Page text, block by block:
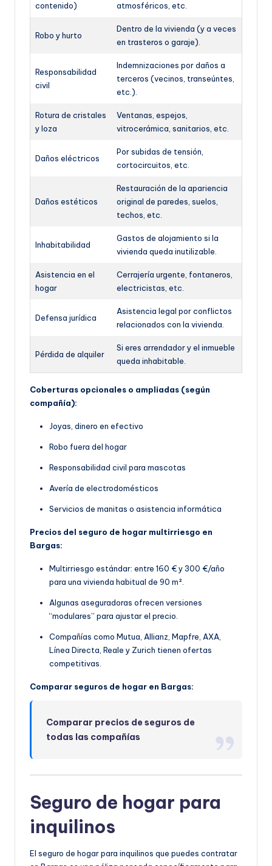
contenido)
atmosféricos, etc.
Robo y hurto
Dentro de la vivienda (y a veces
en trasteros o garaje).
Responsabilidad
civil
Indemnizaciones por daños a
terceros (vecinos, transeúntes,
etc.).
Rotura de cristales
y loza
Ventanas, espejos,
vitrocerámica, sanitarios, etc.
Daños eléctricos
Por subidas de tensión,
cortocircuitos, etc.
Daños estéticos
Restauración de la apariencia
original de paredes, suelos,
techos, etc.
Inhabitabilidad
Gastos de alojamiento si la
vivienda queda inutilizable.
Asistencia en el
hogar
Cerrajería urgente, fontaneros,
electricistas, etc.
Defensa jurídica
Asistencia legal por conflictos
relacionados con la vivienda.
Pérdida de alquiler
Si eres arrendador y el inmueble
queda inhabitable.
Coberturas opcionales o ampliadas (según
compañía):
Joyas, dinero en efectivo
Robo fuera del hogar
Responsabilidad civil para mascotas
Avería de electrodomésticos
Servicios de manitas o asistencia informática
Precios del seguro de hogar multirriesgo en
Bargas:
Multirriesgo estándar: entre 160 € y 300 €/año
para una vivienda habitual de 90 m².
Algunas aseguradoras ofrecen versiones
“modulares” para ajustar el precio.
Compañías como Mutua, Allianz, Mapfre, AXA,
Línea Directa, Reale y Zurich tienen ofertas
competitivas.
Comparar seguros de hogar en Bargas:
Comparar precios de seguros de
todas las compañías
Seguro de hogar para
inquilinos
El seguro de hogar para inquilinos que puedes contratar